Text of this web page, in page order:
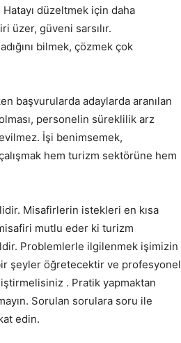
düzeltmek için daha
üzer, güveni sarsılır.
bilmek, çözmek çok
başvurularda adaylarda aranılan
personelin süreklilik arz
İşi benimsemek,
hem turizm sektörüne hem
Misafirlerin istekleri en kısa
mutlu eder ki turizm
Problemlerle ilgilenmek işimizin
şeyler öğretecektir ve profesyonel
. Pratik yapmaktan
Sorulan sorulara soru ile
edin.